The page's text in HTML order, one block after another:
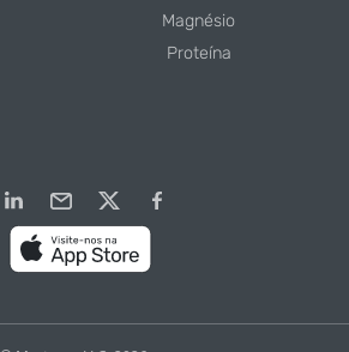
Magnésio
Proteína